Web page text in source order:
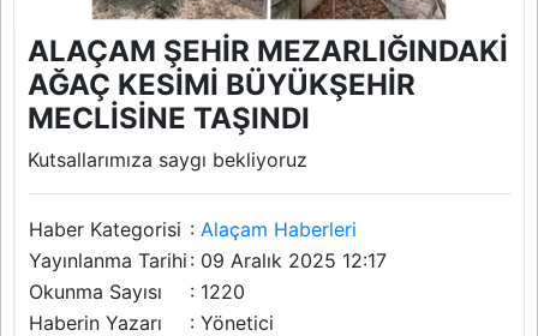
ALAÇAM ŞEHİR MEZARLIĞINDAKİ
AĞAÇ KESİMİ BÜYÜKŞEHİR
MECLİSİNE TAŞINDI
Kutsallarımıza saygı bekliyoruz
Haber Kategorisi : Alaçam Haberleri
Yayınlanma Tarihi : 09 Aralık 2025 12:17
Okunma Sayısı
: 1220
Haberin Yazarı
: Yönetici